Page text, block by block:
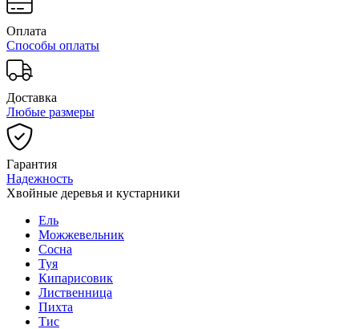
Оплата
Способы оплаты
Доставка
Любые размеры
Гарантия
Надежность
Хвойные деревья и кустарники
Ель
Можжевельник
Сосна
Туя
Кипарисовик
Лиственница
Пихта
Тис